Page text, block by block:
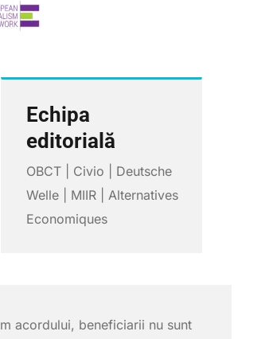
Echipa
editorială
OBCT | Civio | Deutsche
Welle | MIIR | Alternatives
Economiques
acordului, beneficiarii nu sunt